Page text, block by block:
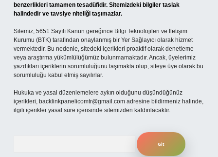
benzerlikleri tamamen tesadüfidir. Sitemizdeki bilgiler taslak
halindedir ve tavsiye niteliği taşımazlar.
Sitemiz, 5651 Sayılı Kanun gereğince Bilgi Teknolojileri ve İletişim
Kurumu (BTK) tarafından onaylanmış bir Yer Sağlayıcı olarak hizmet
vermektedir. Bu nedenle, sitedeki içerikleri proaktif olarak denetleme
veya araştırma yükümlülüğümüz bulunmamaktadır. Ancak, üyelerimiz
yazdıkları içeriklerin sorumluluğunu taşımakta olup, siteye üye olarak bu
sorumluluğu kabul etmiş sayılırlar.
Hukuka ve yasal düzenlemelere aykırı olduğunu düşündüğünüz
içerikleri, backlinkpanelicomtr@gmail.com adresine bildirmeniz halinde,
ilgili içerikler yasal süre içerisinde sitemizden kaldırılacaktır.